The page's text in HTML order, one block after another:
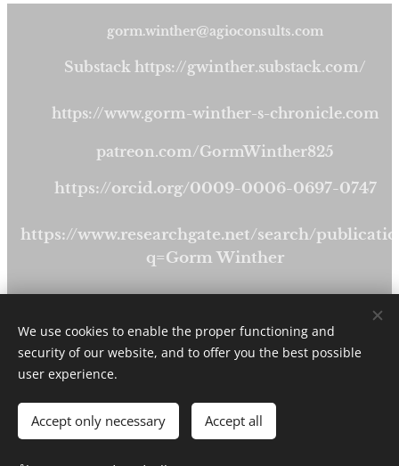
gorm.winther@agioconsults.com
Substack https://gwinther.substack.com/
https://www.gorm-winther-s-chronicle.com
patreon.com/GormWinther825
https://orcid.org/0009-0006-0697-0747
https://www.researchgate.net/search/
q=Gorm Winther
Alle rettigheder forbeholdes 2024
Drevet afWebnode Cookies
Sprog
We use cookies to enable the proper functioning and
security of our website, and to offer you the best possible
user experience.
Accept only necessary Accept all